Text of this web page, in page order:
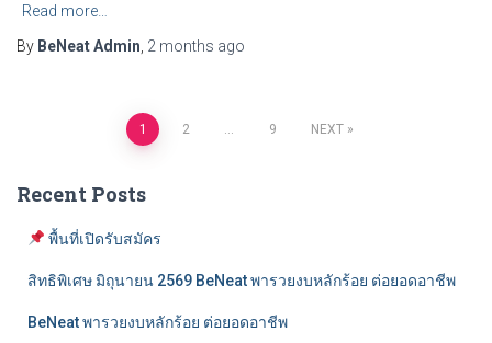
Read more…
By BeNeat Admin 2 months ago
navigation
1 2 9 NEXT
Recent Posts
พื้นที่เปิดรับสมัคร
สิทธิพิเศษ มิถุนายน 2569 BeNeat พารวยงบหลักร้อย ต่อยอดอาชีพ
BeNeat พารวยงบหลักร้อย ต่อยอดอาชีพ